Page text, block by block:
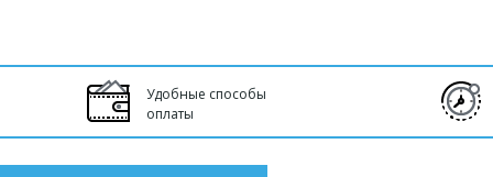
Удобные способы
оплаты